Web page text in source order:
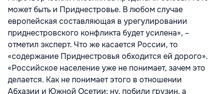
может быть и Приднестровье. В любом случае
европейская составляющая в урегулировании
приднестровского конфликта будет усилена», –
отметил эксперт. Что же касается России, то
«содержание Приднестровья обходится ей дорого».
«Российское население уже не понимает, зачем это
делается. Как не понимает этого в отношении
Абхазии и Южной Осетии: ну, побили грузин, а